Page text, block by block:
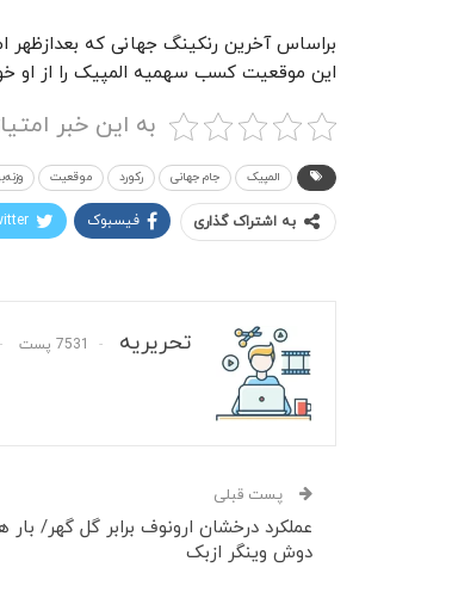
براساس آخرین رنکینگ جهانی که بعدازظهر
این موقعیت کسب سهمیه المپیک را از او
به این خبر
المپیک جام جهانی رکورد موقعیت
به اشتراک گذاری فیسبوک
تحریریه 7531 پست
پست قبلی
عملکرد درخشان ارونوف برابر گل گهر/ بار
دوش وینگر ازبک